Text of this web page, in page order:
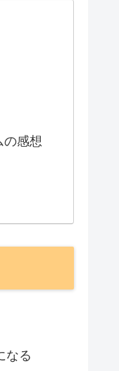
の感想
なる